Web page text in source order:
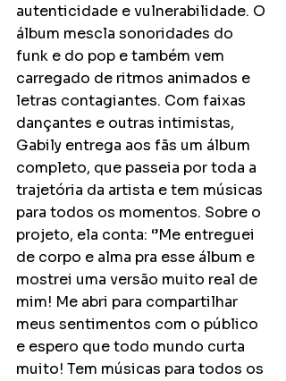
autenticidade e vulnerabilidade. O
álbum mescla sonoridades do
funk e do pop e também vem
carregado de ritmos animados e
letras contagiantes. Com faixas
dançantes e outras intimistas,
Gabily entrega aos fãs um álbum
completo, que passeia por toda a
trajetória da artista e tem músicas
para todos os momentos. Sobre o
projeto, ela conta: ‘’Me entreguei
de corpo e alma pra esse álbum e
mostrei uma versão muito real de
mim! Me abri para compartilhar
meus sentimentos com o público
e espero que todo mundo curta
muito! Tem músicas para todos os